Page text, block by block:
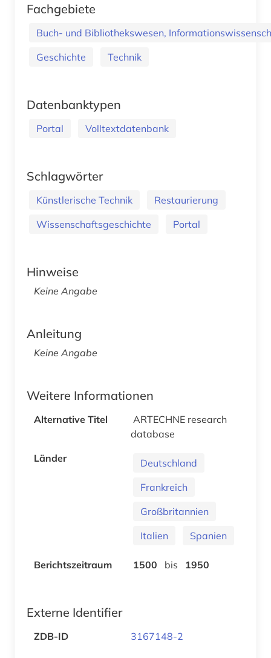
Fachgebiete
Buch- und Bibliothekswesen,
Geschichte
Technik
Datenbanktypen
Portal Volltextdatenbank
Schlagwörter
Künstlerische Technik
Restaurierung
Wissenschaftsgeschichte
Portal
Hinweise
Keine Angabe
Anleitung
Keine Angabe
Weitere Informationen
Alternative Titel
ARTECHNE research
database
Länder
Deutschland
Frankreich
Großbritannien
Italien
Spanien
Berichtszeitraum 1500 bis 1950
Externe Identifier
ZDB-ID 3167148-2